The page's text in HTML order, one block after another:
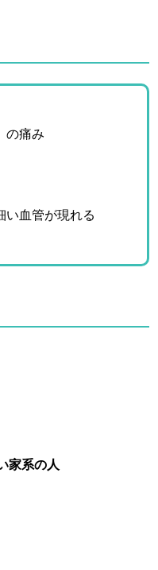
の痛み
い血管が現れる
家系の人